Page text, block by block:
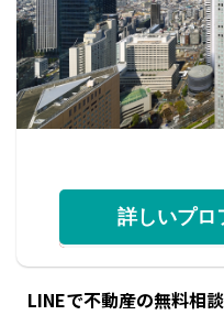
詳しいプロ
LINEで不動産の無料相